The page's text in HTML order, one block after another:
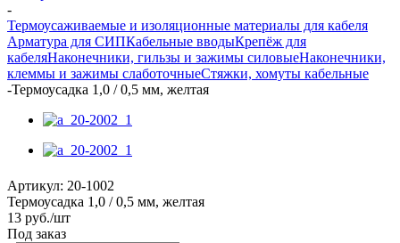
-
Термоусаживаемые и изоляционные материалы для кабеля
Арматура для СИПКабельные вводыКрепёж для
кабеляНаконечники, гильзы и зажимы силовыеНаконечники,
клеммы и зажимы слаботочныеСтяжки, хомуты кабельные
-Термоусадка 1,0 / 0,5 мм, желтая
Артикул: 20-1002
Термоусадка 1,0 / 0,5 мм, желтая
13 руб./шт
Под заказ